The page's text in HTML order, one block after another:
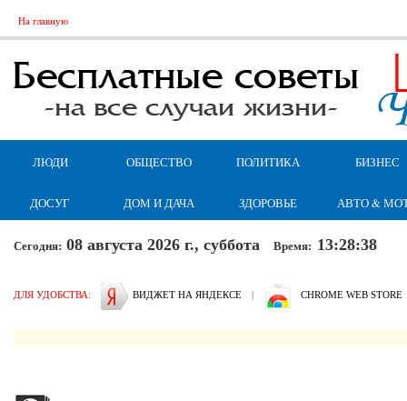
На главную
ЛЮДИ ОБЩЕСТВО ПОЛИТИКА БИЗНЕС
ДОСУГ ДОМ И ДАЧА ЗДОРОВЬЕ АВТО &
Сегодня: 08 августа 2026 г., суббота Время: 13:28:40
ДЛЯ УДОБСТВА: ВИДЖЕТ НА ЯНДЕКСЕ | CHROME WEB STORE